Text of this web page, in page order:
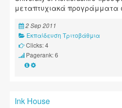
μεταπτυχιακά προγράμματα
2 Sep 2011
Εκπαίδευση Τριτοβάθμια
Clicks: 4
Pagerank: 6
Ink House